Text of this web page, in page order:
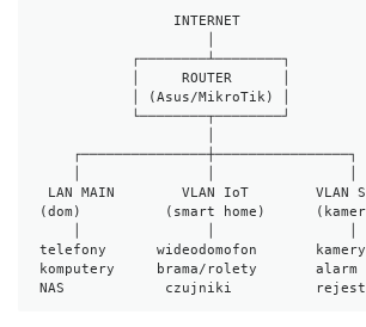
                 INTERNET
            ┌────────┴────────┐
            │     ROUTER      │
            │ (Asus/MikroTik) │
            └────────┬────────┘
     ┌───────────────┼────────────────┐
LAN MAIN        VLAN IoT        VLAN
(dom)          (smart home)
telefony      wideodomofon
komputery     brama/rolety       alarm
NAS            czujniki